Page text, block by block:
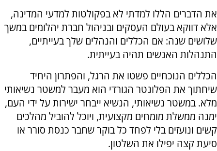
​את הדברים הללו למדתי לא בפקולטות למדעי המדינה,
אלא דווקא בעולם העסקים ובניהול חברת יהלומים במשך
שלושים שנה: אם הכללים והנהלים שלך בעייתיים,
התנהלות האנשים תהיה בעייתית.
הכללים הנוכחיים פשטו את הרגל, והפתרון היחיד
שיחתוך את הפלונטר הגורדי הוא מעבר למשטר נשיאותי
מלא. במשטר נשיאותי, הנשיא ייבחר ישירות על ידי העם,
ימנה ממשלת מומחים מקצועית, ויוכל להוביל מהלכים
קשים ונועזים בלי לפחד כל בוקר שחבר כנסת סורר או
סיעת קצה יפילו את השלטון.